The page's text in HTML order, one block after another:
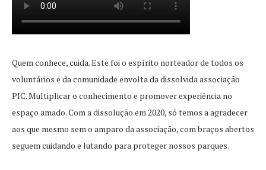
Quem conhece, cuida. Este foi o espírito norteador de todos os
voluntários e da comunidade envolta da dissolvida associação
PIC. Multiplicar o conhecimento e promover experiência no
espaço amado. Com a dissolução em 2020, só temos a agradecer
aos que mesmo sem o amparo da associação, com braços abertos
seguem cuidando e lutando para proteger nossos parques.